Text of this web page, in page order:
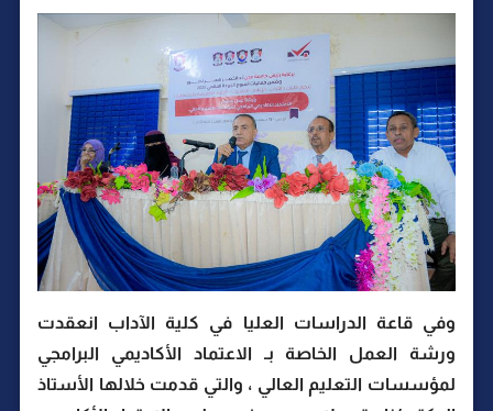
وفي قاعة الدراسات العليا في كلية الآداب انعقدت
ورشة العمل الخاصة بـ الاعتماد الأكاديمي البرامجي
لمؤسسات التعليم العالي ، والتي قدمت خلالها الأستاذ